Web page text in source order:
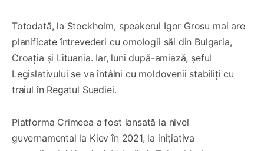
Totodată, la Stockholm, speakerul Igor Grosu mai are
planificate întrevederi cu omologii săi din Bulgaria,
Croația și Lituania. Iar, luni după-amiază, șeful
Legislativului se va întâlni cu moldovenii stabiliți cu
traiul în Regatul Suediei.
Platforma Crimeea a fost lansată la nivel
guvernamental la Kiev în 2021, la inițiativa